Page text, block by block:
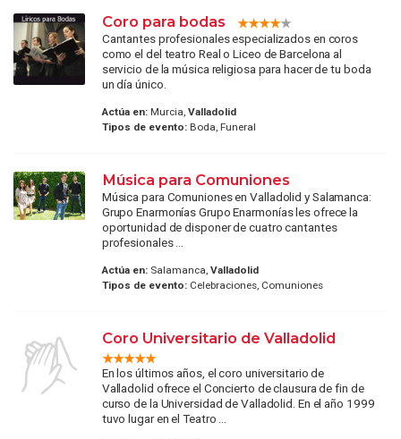
Coro para bodas
Cantantes profesionales especializados en coros
como el del teatro Real o Liceo de Barcelona al
servicio de la música religiosa para hacer de tu boda
un día único.
Actúa en:Murcia, Valladolid
Tipos de evento:Boda, Funeral
Música para Comuniones
Música para Comuniones en Valladolid y Salamanca:
Grupo Enarmonías Grupo Enarmonías les ofrece la
oportunidad de disponer de cuatro cantantes
profesionales ...
Actúa en:Salamanca, Valladolid
Tipos de evento:Celebraciones, Comuniones
Coro Universitario de Valladolid
En los últimos años, el coro universitario de
Valladolid ofrece el Concierto de clausura de fin de
curso de la Universidad de Valladolid. En el año 1999
tuvo lugar en el Teatro ...